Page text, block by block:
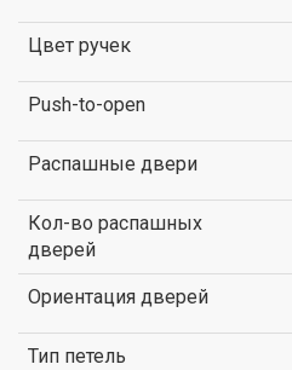
Цвет ручек
Push-to-open
Распашные двери
Кол-во распашных
дверей
Ориентация дверей
Тип петель